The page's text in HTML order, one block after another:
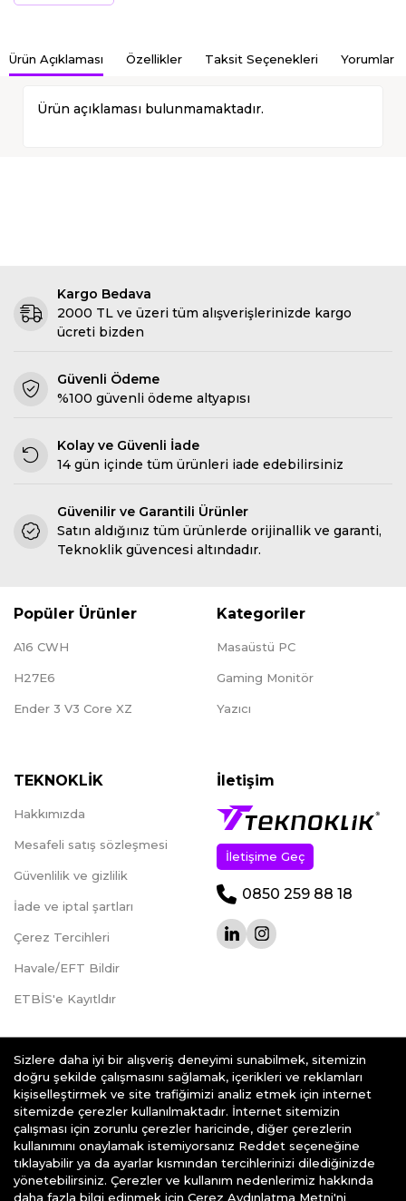
Ürün Açıklaması Özellikler Taksit Seçenekleri Yorumlar
Ürün açıklaması bulunmamaktadır.
Kargo Bedava
2000 TL ve üzeri tüm alışverişlerinizde kargo
ücreti bizden
Güvenli Ödeme
%100 güvenli ödeme altyapısı
Kolay ve Güvenli İade
14 gün içinde tüm ürünleri iade edebilirsiniz
Güvenilir ve Garantili Ürünler
Satın aldığınız tüm ürünlerde orijinallik ve garanti,
Teknoklik güvencesi altındadır.
Popüler Ürünler
A16 CWH
H27E6
Ender 3 V3 Core XZ
Kategoriler
Masaüstü PC
Gaming Monitör
Yazıcı
TEKNOKLİK
Hakkımızda
Mesafeli satış sözleşmesi
Güvenlilik ve gizlilik
İade ve iptal şartları
Çerez Tercihleri
Havale/EFT Bildir
ETBİS'e Kayıtldır
İletişim
İletişime Geç
0850 259 88 18
teknoklik.com © 2026 - Her Hakkı Saklıdır.
Sizlere daha iyi bir alışveriş deneyimi sunabilmek, sitemizin
doğru şekilde çalışmasını sağlamak, içerikleri ve reklamları
kişiselleştirmek ve site trafiğimizi analiz etmek için internet
sitemizde çerezler kullanılmaktadır. İnternet sitemizin
çalışması için zorunlu çerezler haricinde, diğer çerezlerin
kullanımını onaylamak istemiyorsanız Reddet seçeneğine
tıklayabilir ya da ayarlar kısmından tercihlerinizi dilediğinizde
yönetebilirsiniz. Çerezler ve kullanım nedenlerimiz hakkında
daha fazla bilgi edinmek için Çerez Aydınlatma Metni'ni